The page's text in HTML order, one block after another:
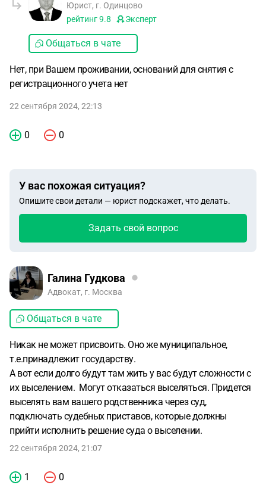
Юрист, г. Одинцово
рейтинг9.8 Эксперт
Общаться в чате
Нет, при Вашем проживании, оснований для снятия с
регистрационного учета нет
22 сентября 2024, 22:13
0 0
У вас похожая ситуация?
Опишите свои детали — юрист подскажет, что делать.
Задать свой вопрос
Галина Гудкова
Адвокат, г. Москва
Общаться в чате
Никак не может присвоить. Оно же муниципальное,
т.е.принадлежит государству.
А вот если долго будут там жить у вас будут сложности с
их выселением. Могут отказаться выселяться. Придется
выселять вам вашего родственника через суд,
подключать судебных приставов, которые должны
прийти исполнить решение суда о выселении.
22 сентября 2024, 21:07
1 0